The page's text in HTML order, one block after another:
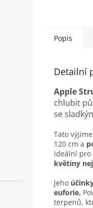
Popis
Detailní
Apple
chlubit
se
Tato
120 cm a
Ideální
květiny
Jeho
euforie.
terpenů,